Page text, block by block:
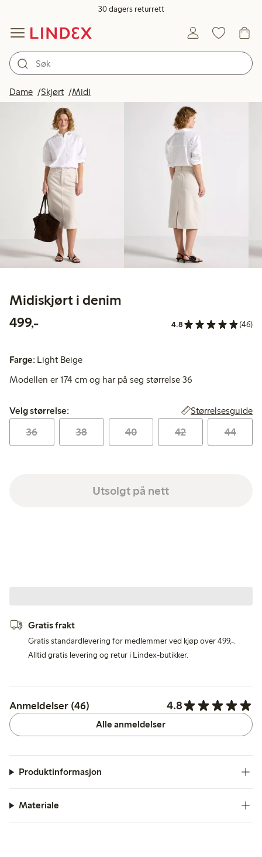
30 dagers returrett
Dame Skjørt Midi
Midiskjørt i denim
499,-499,00 kr 4.8 (46)
Farge: Light Beige
Modellen er 174 cm og har på seg størrelse 36
Velg størrelse:
Velg størrelse: Størrelsesguide
36 38 40 42 44
Utsolgt på nett
Gratis frakt
Gratis standardlevering for medlemmer ved kjøp over 499,-.
Alltid gratis levering og retur i Lindex-butikker.
Anmeldelser (46) 4.8
Alle anmeldelser
Produktinformasjon
Materiale